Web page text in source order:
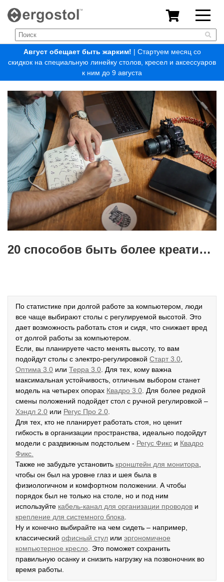
Август обещает быть жарким! | Стартуем месяц со
скидкок на специальную линейку столов, кресел и аксессуаров
к ним до 9 августа
20 способов быть более креативным
По статистике при долгой работе за компьютером, люди
все чаще выбирают столы с регулируемой высотой. Это
дает возможность работать стоя и сидя, что снижает вред
от долгой работы за компьютером.
Если, вы планируете часто менять высоту, то вам
подойдут столы с электро-регулировкой Старт 3.0,
Оптима 3.0 или Терра 3.0. Для тех, кому важна
максимальная устойчивость, отличным выбором станет
модель на четырех опорах Квадро 3.0. Для более редкой
смены положений подойдет стол с ручной регулировкой –
Хэндл 2.0 или Регус Про 2.0.
Для тех, кто не планирует работать стоя, но ценит
гибкость в организации пространства, идеально подойдут
модели с раздвижным подстольем - Регус Фикс и Квадро
Фикс.
Также не забудьте установить кронштейн для монитора,
чтобы он был на уровне глаз и шея была в
физиологичном и комфортном положении. А чтобы
порядок был не только на столе, но и под ним
используйте кабель-канал для организации проводов и
крепление для системного блока.
Ну и конечно выбирайте на чем сидеть – например,
классический офисный стул или эргономичное
компьютерное кресло. Это поможет сохранить
правильную осанку и снизить нагрузку на позвоночник во
время работы.